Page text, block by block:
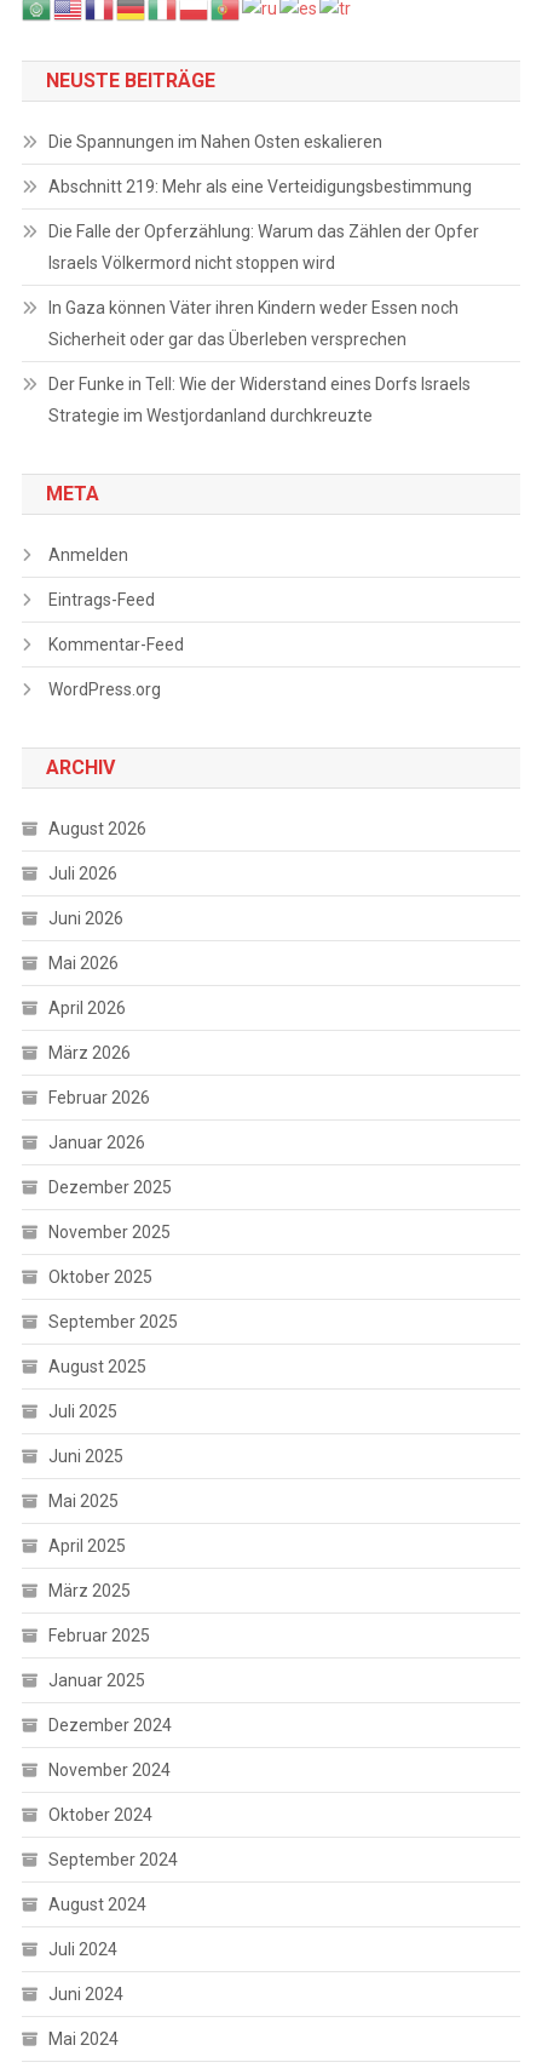
NEUSTE BEITRÄGE
Die Spannungen im Nahen Osten eskalieren
Abschnitt 219: Mehr als eine Verteidigungsbestimmung
Die Falle der Opferzählung: Warum das Zählen der Opfer
Israels Völkermord nicht stoppen wird
In Gaza können Väter ihren Kindern weder Essen noch
Sicherheit oder gar das Überleben versprechen
Der Funke in Tell: Wie der Widerstand eines Dorfs Israels
Strategie im Westjordanland durchkreuzte
META
Anmelden
Eintrags-Feed
Kommentar-Feed
WordPress.org
ARCHIV
August 2026
Juli 2026
Juni 2026
Mai 2026
April 2026
März 2026
Februar 2026
Januar 2026
Dezember 2025
November 2025
Oktober 2025
September 2025
August 2025
Juli 2025
Juni 2025
Mai 2025
April 2025
März 2025
Februar 2025
Januar 2025
Dezember 2024
November 2024
Oktober 2024
September 2024
August 2024
Juli 2024
Juni 2024
Mai 2024